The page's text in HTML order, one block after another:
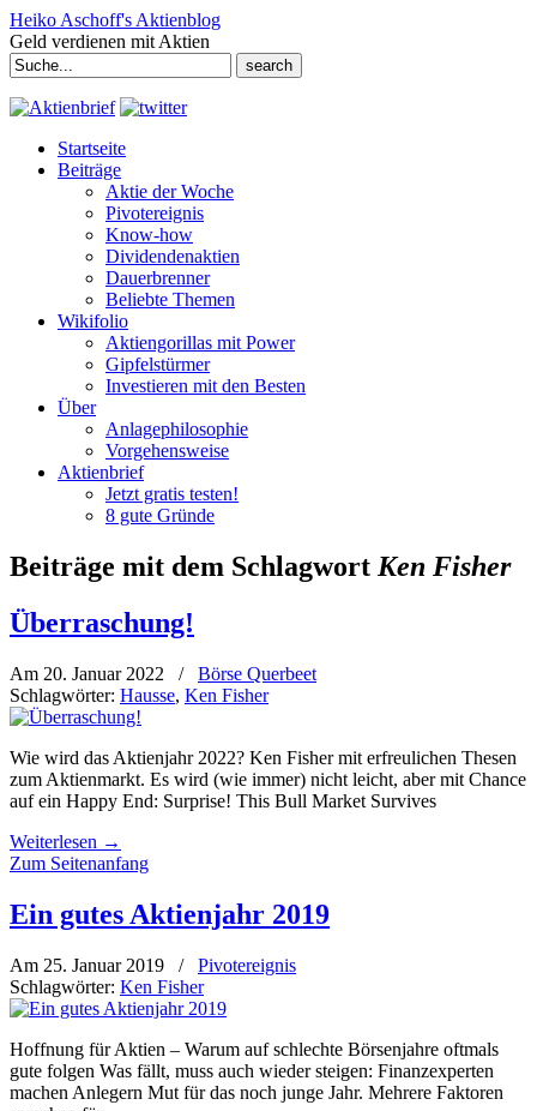
Heiko Aschoff's Aktienblog
Geld verdienen mit Aktien
Search
for:
Startseite
Beiträge
Aktie der Woche
Pivotereignis
Know-how
Dividendenaktien
Dauerbrenner
Beliebte Themen
Wikifolio
Aktiengorillas mit Power
Gipfelstürmer
Investieren mit den Besten
Über
Anlagephilosophie
Vorgehensweise
Aktienbrief
Jetzt gratis testen!
8 gute Gründe
Beiträge mit dem Schlagwort Ken Fisher
Überraschung!
Am 20. Januar 2022 /
Börse Querbeet
Schlagwörter: Hausse, Ken Fisher
Wie wird das Aktienjahr 2022? Ken Fisher mit erfreulichen Thesen
zum Aktienmarkt. Es wird (wie immer) nicht leicht, aber mit Chance
auf ein Happy End: Surprise! This Bull Market Survives
Weiterlesen →
Zum Seitenanfang
Ein gutes Aktienjahr 2019
Am 25. Januar 2019 /
Pivotereignis
Schlagwörter: Ken Fisher
Hoffnung für Aktien – Warum auf schlechte Börsenjahre oftmals
gute folgen Was fällt, muss auch wieder steigen: Finanzexperten
machen Anlegern Mut für das noch junge Jahr. Mehrere Faktoren